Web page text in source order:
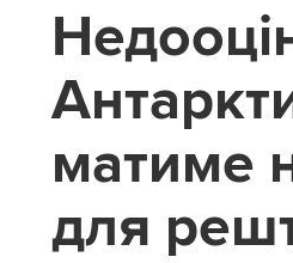
матиме
для